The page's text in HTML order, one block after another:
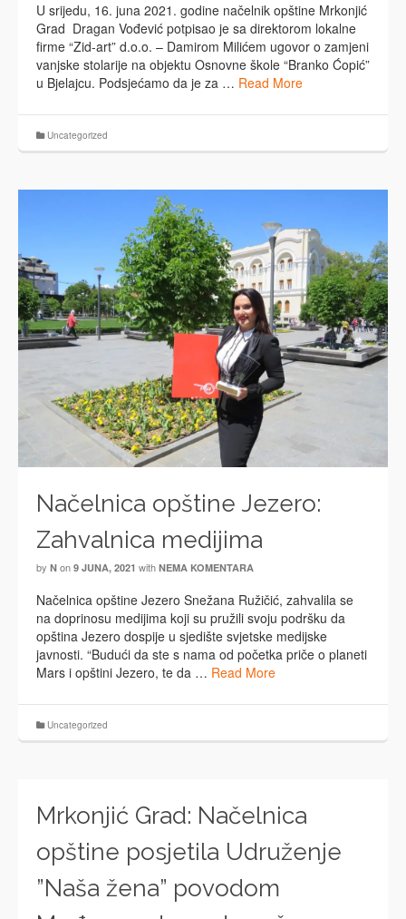
U srijedu, 16. juna 2021. godine načelnik opštine Mrkonjić
Grad Dragan Vođević potpisao je sa direktorom lokalne
firme “Zid-art” d.o.o. – Damirom Milićem ugovor o zamjeni
vanjske stolarije na objektu Osnovne škole “Branko Ćopić”
u Bjelajcu. Podsjećamo da je za … Read More
Uncategorized
Načelnica opštine Jezero:
Zahvalnica medijima
by N on 9 JUNA, 2021 with NEMA KOMENTARA
Načelnica opštine Jezero Snežana Ružičić, zahvalila se
na doprinosu medijima koji su pružili svoju podršku da
opština Jezero dospije u sjedište svjetske medijske
javnosti. “Budući da ste s nama od početka priče o planeti
Mars i opštini Jezero, te da … Read More
Uncategorized
Mrkonjić Grad: Načelnica
opštine posjetila Udruženje
”Naša žena” povodom